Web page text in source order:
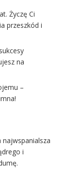
Życzę Ci
przeszkód i
na
–
najwspanialsza
i